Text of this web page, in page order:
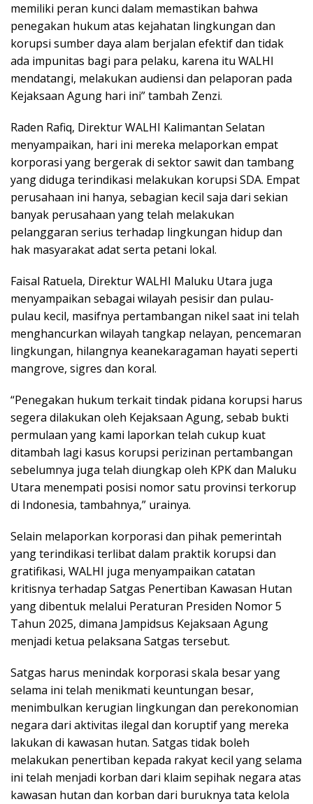
memiliki peran kunci dalam memastikan bahwa
penegakan hukum atas kejahatan lingkungan dan
korupsi sumber daya alam berjalan efektif dan tidak
ada impunitas bagi para pelaku, karena itu WALHI
mendatangi, melakukan audiensi dan pelaporan pada
Kejaksaan Agung hari ini” tambah Zenzi.
Raden Rafiq, Direktur WALHI Kalimantan Selatan
menyampaikan, hari ini mereka melaporkan empat
korporasi yang bergerak di sektor sawit dan tambang
yang diduga terindikasi melakukan korupsi SDA. Empat
perusahaan ini hanya, sebagian kecil saja dari sekian
banyak perusahaan yang telah melakukan
pelanggaran serius terhadap lingkungan hidup dan
hak masyarakat adat serta petani lokal.
Faisal Ratuela, Direktur WALHI Maluku Utara juga
menyampaikan sebagai wilayah pesisir dan pulau-
pulau kecil, masifnya pertambangan nikel saat ini telah
menghancurkan wilayah tangkap nelayan, pencemaran
lingkungan, hilangnya keanekaragaman hayati seperti
mangrove, sigres dan koral.
“Penegakan hukum terkait tindak pidana korupsi harus
segera dilakukan oleh Kejaksaan Agung, sebab bukti
permulaan yang kami laporkan telah cukup kuat
ditambah lagi kasus korupsi perizinan pertambangan
sebelumnya juga telah diungkap oleh KPK dan Maluku
Utara menempati posisi nomor satu provinsi terkorup
di Indonesia, tambahnya,” urainya.
Selain melaporkan korporasi dan pihak pemerintah
yang terindikasi terlibat dalam praktik korupsi dan
gratifikasi, WALHI juga menyampaikan catatan
kritisnya terhadap Satgas Penertiban Kawasan Hutan
yang dibentuk melalui Peraturan Presiden Nomor 5
Tahun 2025, dimana Jampidsus Kejaksaan Agung
menjadi ketua pelaksana Satgas tersebut.
Satgas harus menindak korporasi skala besar yang
selama ini telah menikmati keuntungan besar,
menimbulkan kerugian lingkungan dan perekonomian
negara dari aktivitas ilegal dan koruptif yang mereka
lakukan di kawasan hutan. Satgas tidak boleh
melakukan penertiban kepada rakyat kecil yang selama
ini telah menjadi korban dari klaim sepihak negara atas
kawasan hutan dan korban dari buruknya tata kelola